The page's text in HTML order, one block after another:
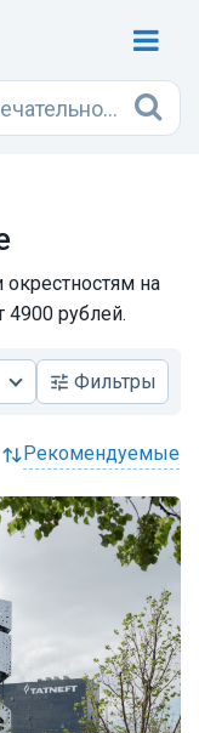
на
4900 рублей.
Фильтры
рекомендуемые